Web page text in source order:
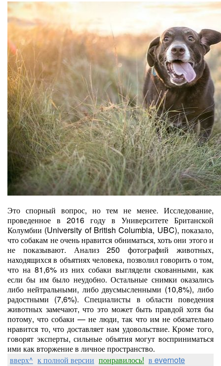
Это спорный вопрос, но тем не менее. Исследование,
проведенное в 2016 году в Университете Британской
Колумбии (University of British Columbia, UBC), показало,
что собакам не очень нравится обниматься, хоть они этого и
не показывают. Анализ 250 фотографий животных,
находящихся в объятиях человека, позволил говорить о том,
что на 81,6% из них собаки выглядели скованными, как
если бы им было неудобно. Остальные снимки оказались
либо нейтральными, либо двусмысленными (10,8%), либо
радостными (7,6%). Специалисты в области поведения
животных замечают, что это может быть правдой хотя бы
потому, что собаки — не люди, так что им не обязательно
нравится то, что доставляет нам удовольствие. Кроме того,
говорят эксперты, сильные объятия могут восприниматься
ими как вторжение в личное пространство.
вверх^ к полной версии понравилось! в evernote